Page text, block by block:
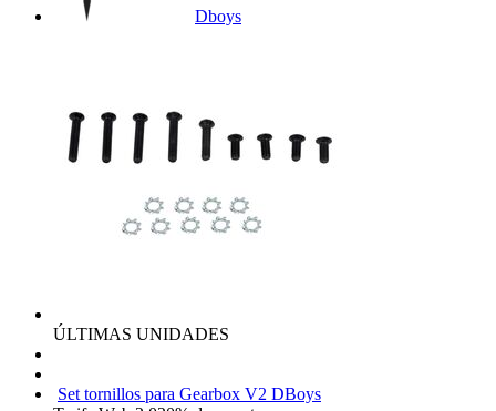
Dboys
ÚLTIMAS UNIDADES
Set tornillos para Gearbox V2 DBoys